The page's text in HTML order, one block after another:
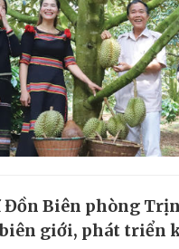
Đồn Biên phòng
giới, phát triển